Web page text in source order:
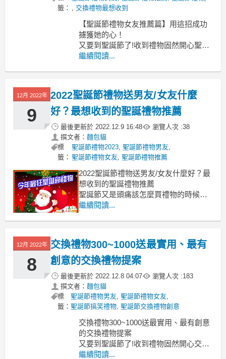
籤： ,交換禮物最想收到
【聖誕節禮物女友推薦篇】用這招成功
擄獲她的心！
又要到聖誕節了!收到禮物固然開心聖誕
節禮物女友
誕 節小禮物推薦, 聖誕禮物實用, 交換禮
物最想收到, 交換禮物第一名, 聖誕禮物
推薦學生, 聖誕節禮物
繼續閱讀...
12月 2022年
9
2022聖誕節禮物送男友/女友什麼
好？最想收到的聖誕禮物推薦
最後更新於 2022.12.9 16:48 瀏覽人次 :38
撰文者： 麵包貓
標
籤：
聖誕節禮物2023,聖誕節禮物男友,
聖誕節禮物女友,聖誕節禮物推薦
2022聖誕節禮物送男友/女友什麼好？最
想收到的聖誕禮物推薦
聖誕節又是頭痛該怎麼買禮物的時候
2022聖誕節禮物
節禮物 小朋友,兒童聖誕節禮物,聖誕節
禮物 小孩, 聖誕節禮物交換,聖誕節禮物
送什麼,聖誕節禮物網
繼續閱讀...
12月 2022年
8
交換禮物300~1000送最實用、最有
創意的交換禮物提案
最後更新於 2022.12.8 04:07 瀏覽人次 :183
撰文者： 麵包貓
標
籤：
聖誕節禮物男友,聖誕節禮物女友,
聖誕節搞笑禮物,聖誕節交換禮物創意
交換禮物300~1000送最實用、最有創意
的交換禮物提案
又要到聖誕節了!收到禮物固然開心交換
禮物1000
繼續閱讀...